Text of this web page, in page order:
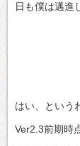
日も僕は邁進
はい、という
Ver2.3前期時